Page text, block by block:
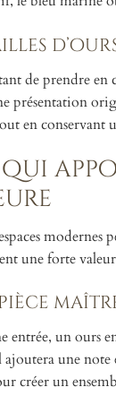
de prendre
présentation
en conservant
qui
une forte
entrée, un ours
une note
créer un